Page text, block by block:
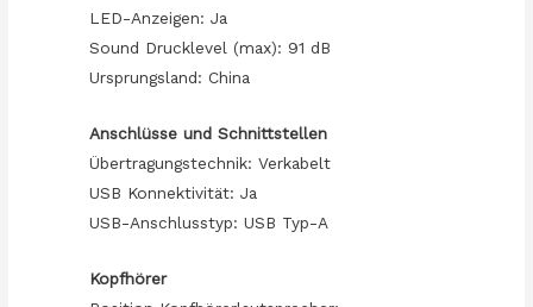
LED-Anzeigen: Ja
Sound Drucklevel (max): 91 dB
Ursprungsland: China
Anschlüsse und Schnittstellen
Übertragungstechnik: Verkabelt
USB Konnektivität: Ja
USB-Anschlusstyp: USB Typ-A
Kopfhörer